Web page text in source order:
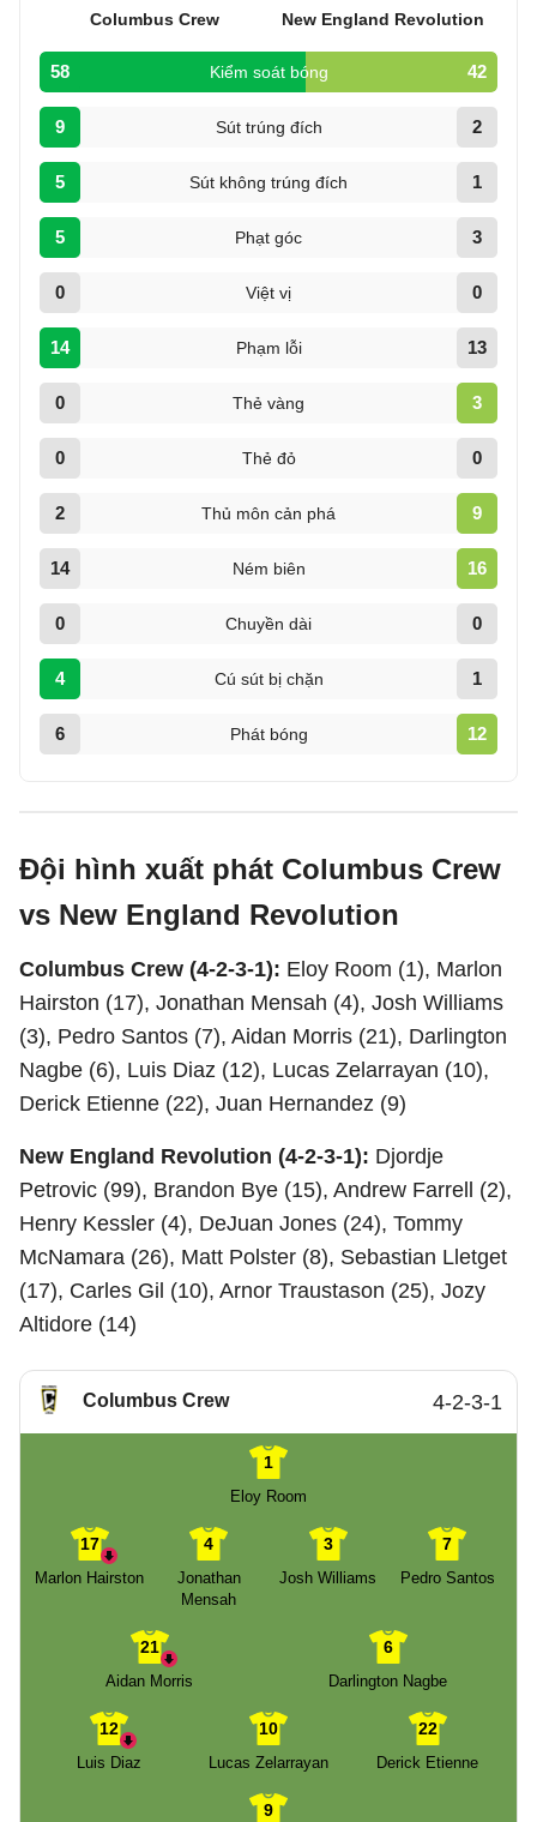
Columbus Crew New England Revolution
58 Kiểm soát bóng 42
9 Sút trúng đích 2
5 Sút không trúng đích 1
5 Phạt góc 3
0 Việt vị 0
14 Phạm lỗi 13
0 Thẻ vàng 3
0 Thẻ đỏ 0
2 Thủ môn cản phá 9
14 Ném biên 16
0 Chuyền dài 0
4 Cú sút bị chặn 1
6 Phát bóng 12
Đội hình xuất phát Columbus Crew
vs New England Revolution
Columbus Crew (4-2-3-1): Eloy Room (1), Marlon
Hairston (17), Jonathan Mensah (4), Josh Williams
(3), Pedro Santos (7), Aidan Morris (21), Darlington
Nagbe (6), Luis Diaz (12), Lucas Zelarrayan (10),
Derick Etienne (22), Juan Hernandez (9)
New England Revolution (4-2-3-1): Djordje
Petrovic (99), Brandon Bye (15), Andrew Farrell (2),
Henry Kessler (4), DeJuan Jones (24), Tommy
McNamara (26), Matt Polster (8), Sebastian Lletget
(17), Carles Gil (10), Arnor Traustason (25), Jozy
Altidore (14)
Columbus Crew 4-2-3-1
1
Eloy Room
17
Marlon Hairston
4
Jonathan
Mensah
3
Josh Williams
7
Pedro Santos
21
Aidan Morris
6
Darlington Nagbe
12
Luis Diaz
10
Lucas Zelarrayan
22
Derick Etienne
9